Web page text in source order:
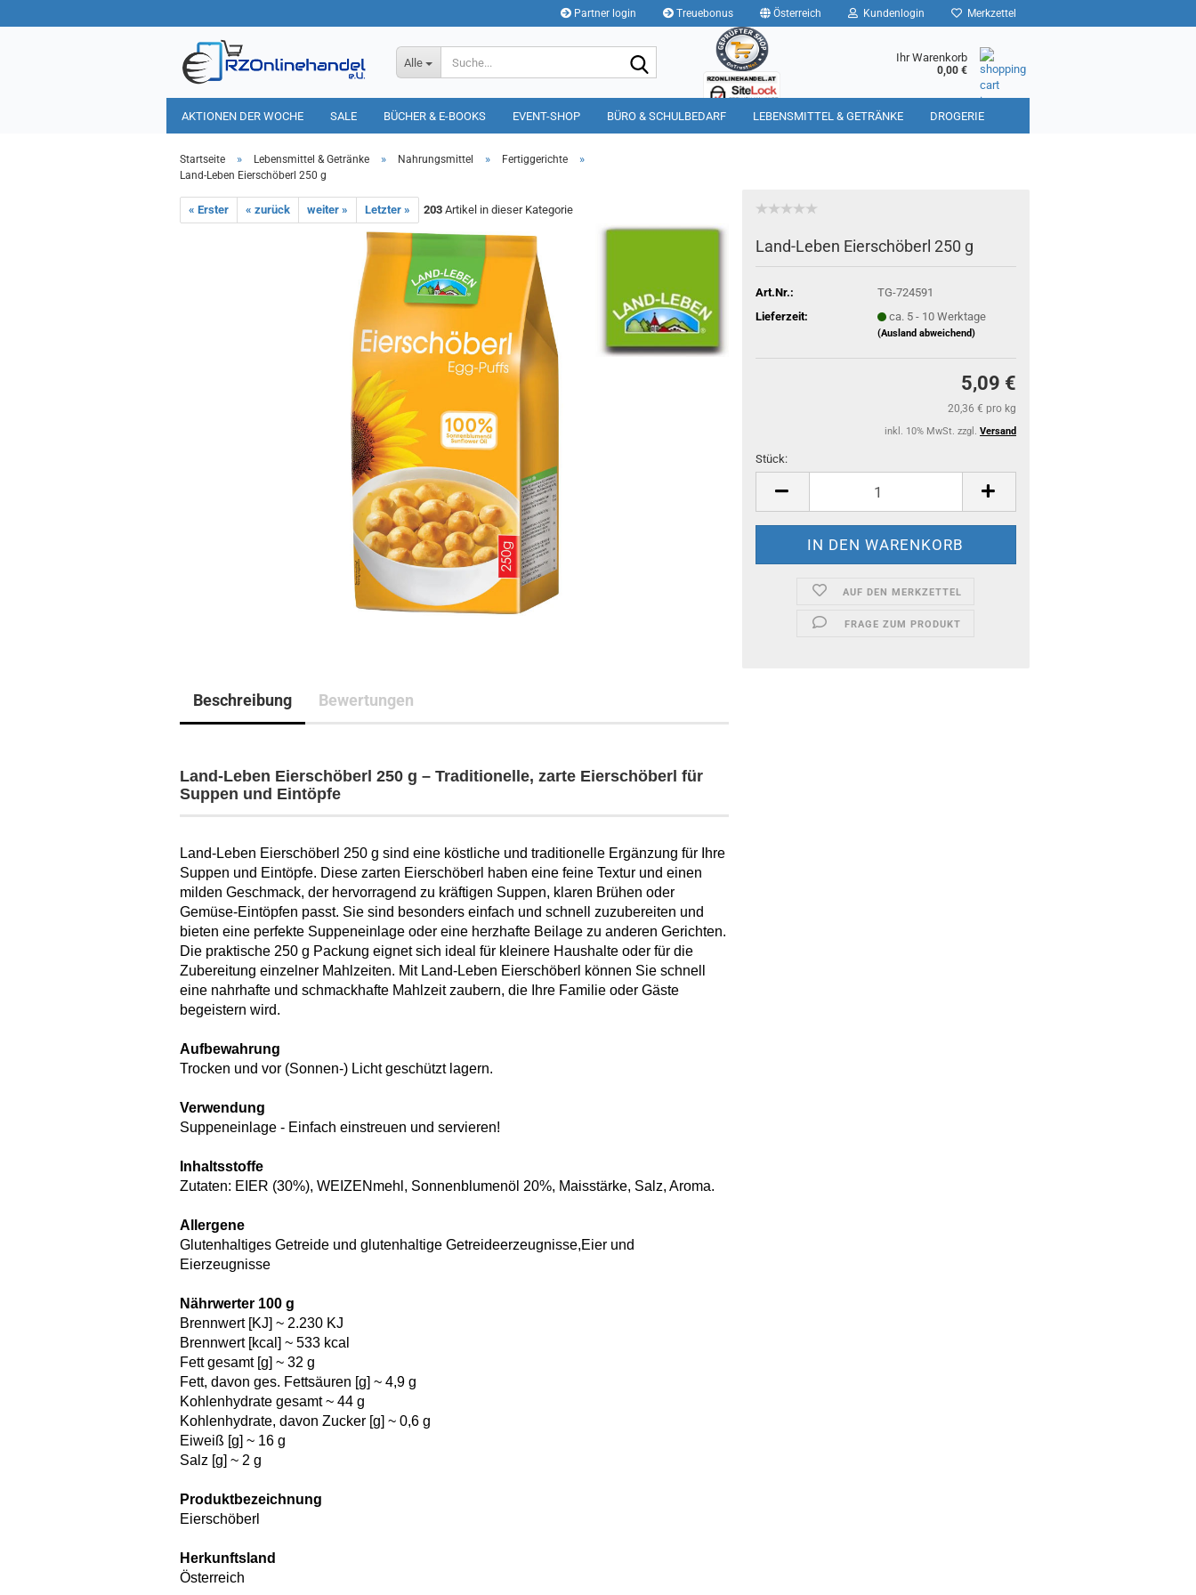
Partner login Treuebonus Österreich Kundenlogin Merkzettel
Alle Ihr Warenkorb
0,00 €
AKTIONEN DER WOCHE SALE BÜCHER & E-BOOKS EVENT-SHOP BÜRO & SCHULBEDARF LEBENSMITTEL & GETRÄNKE DROGERIE
HAUSHALT TIERBEDARF
Startseite » Lebensmittel & Getränke » Nahrungsmittel » Fertiggerichte »
Land-Leben Eierschöberl 250 g
« Erster « zurück weiter » Letzter » 203 Artikel in dieser Kategorie
Land-Leben Eierschöberl 250 g
Art.Nr.:
TG-724591
Lieferzeit:
ca. 5 - 10 Werktage
(Ausland abweichend)
5,09 €
20,36 € pro kg
inkl. 10% MwSt. zzgl. Versand
Stück:
Stück
AUF DEN MERKZETTEL
FRAGE ZUM PRODUKT
Beschreibung Bewertungen
Land-Leben Eierschöberl 250 g – Traditionelle, zarte Eierschöberl für
Suppen und Eintöpfe
Land-Leben Eierschöberl 250 g sind eine köstliche und traditionelle Ergänzung für Ihre
Suppen und Eintöpfe. Diese zarten Eierschöberl haben eine feine Textur und einen
milden Geschmack, der hervorragend zu kräftigen Suppen, klaren Brühen oder
Gemüse-Eintöpfen passt. Sie sind besonders einfach und schnell zuzubereiten und
bieten eine perfekte Suppeneinlage oder eine herzhafte Beilage zu anderen Gerichten.
Die praktische 250 g Packung eignet sich ideal für kleinere Haushalte oder für die
Zubereitung einzelner Mahlzeiten. Mit Land-Leben Eierschöberl können Sie schnell
eine nahrhafte und schmackhafte Mahlzeit zaubern, die Ihre Familie oder Gäste
begeistern wird.
Aufbewahrung
Trocken und vor (Sonnen-) Licht geschützt lagern.
Verwendung
Suppeneinlage - Einfach einstreuen und servieren!
Inhaltsstoffe
Zutaten: EIER (30%), WEIZENmehl, Sonnenblumenöl 20%, Maisstärke, Salz, Aroma.
Allergene
Glutenhaltiges Getreide und glutenhaltige Getreideerzeugnisse,Eier und
Eierzeugnisse
Nährwerter 100 g
Brennwert [KJ] ~ 2.230 KJ
Brennwert [kcal] ~ 533 kcal
Fett gesamt [g] ~ 32 g
Fett, davon ges. Fettsäuren [g] ~ 4,9 g
Kohlenhydrate gesamt ~ 44 g
Kohlenhydrate, davon Zucker [g] ~ 0,6 g
Eiweiß [g] ~ 16 g
Salz [g] ~ 2 g
Produktbezeichnung
Eierschöberl
Herkunftsland
Österreich